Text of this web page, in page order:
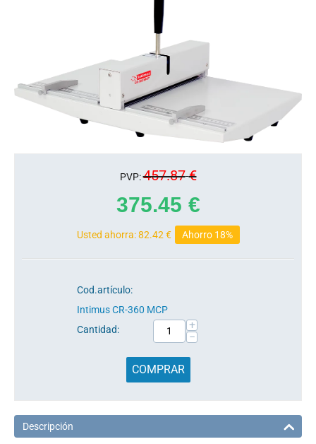
PVP:457.87 €
375.45 €
Usted ahorra:82.42 € Ahorro 18%
Cod.artículo:
Intimus CR-360 MCP
Cantidad:
+
−
COMPRAR
Descripción